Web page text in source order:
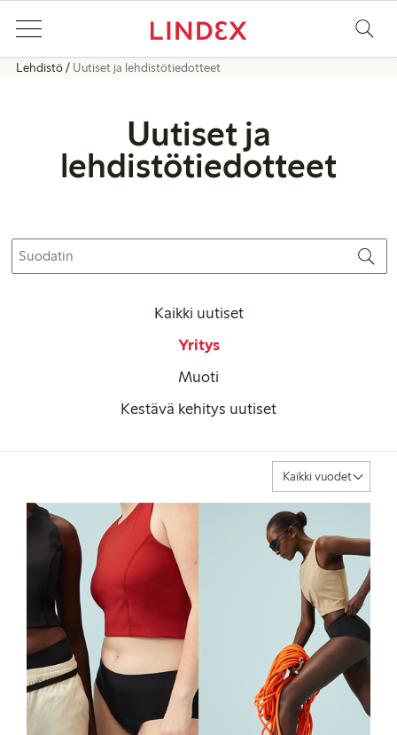
Lehdistö Uutiset ja lehdistötiedotteet
Uutiset ja
lehdistötiedotteet
Kaikki uutiset
Yritys
Muoti
Kestävä kehitys uutiset